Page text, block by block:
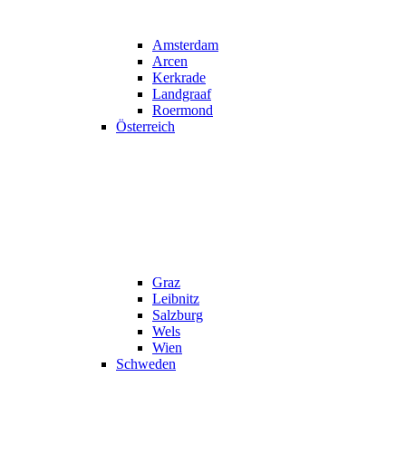
Amsterdam
Arcen
Kerkrade
Landgraaf
Roermond
Österreich
Graz
Leibnitz
Salzburg
Wels
Wien
Schweden